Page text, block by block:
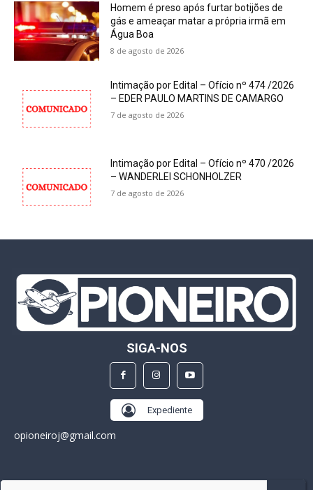
Homem é preso após furtar botijões de
gás e ameaçar matar a própria irmã em
Água Boa
8 de agosto de 2026
Intimação por Edital – Ofício nº 474 /2026
– EDER PAULO MARTINS DE CAMARGO
7 de agosto de 2026
Intimação por Edital – Ofício nº 470 /2026
– WANDERLEI SCHONHOLZER
7 de agosto de 2026
SIGA-NOS
Expediente
opioneiroj@gmail.com